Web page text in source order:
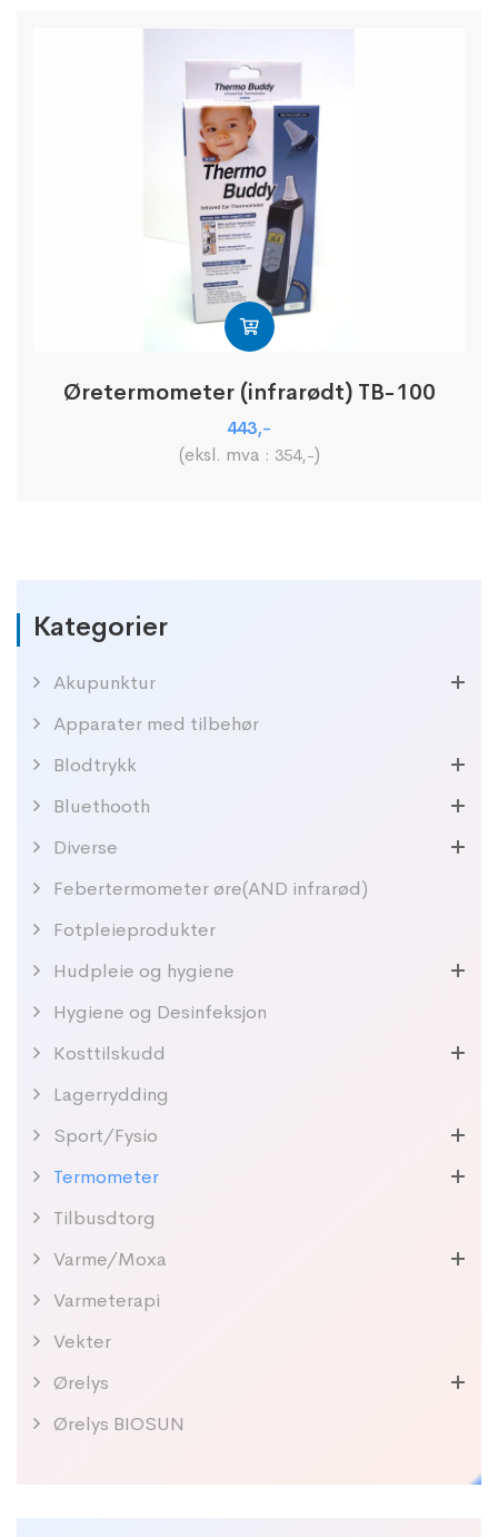
Kategorier
Akupunktur
Apparater med tilbehør
Blodtrykk
Bluethooth
Diverse
Febertermometer øre(AND infrarød)
Fotpleieprodukter
Hudpleie og hygiene
Hygiene og Desinfeksjon
Kosttilskudd
Lagerrydding
Sport/Fysio
Termometer
Tilbusdtorg
Varme/Moxa
Varmeterapi
Vekter
Ørelys
Ørelys BIOSUN
Øretermometer (infrarødt) TB-100
443,-
(eksl. mva : 354,-)